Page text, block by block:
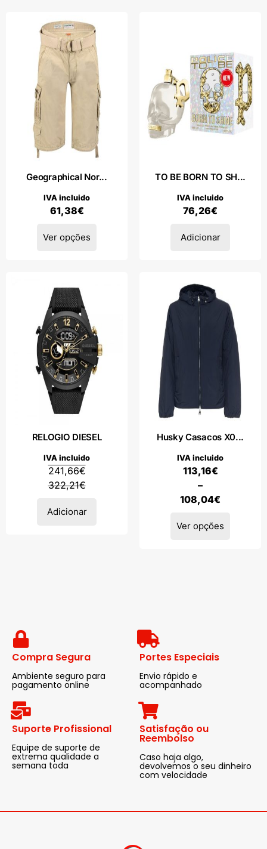
Geographical Nor...
61,38€
IVA incluido
Ver opções
TO BE BORN TO SH...
76,26€
IVA incluido
Adicionar
RELOGIO DIESEL
322,21€
241,66€
IVA incluido
Adicionar
Husky Casacos X0...
108,04€
–
113,16€
IVA incluido
Ver opções
Compra Segura
Ambiente seguro para
pagamento online
Portes Especiais
Envio rápido e
acompanhado
Suporte Profissional
Equipe de suporte de
extrema qualidade a
semana toda
Satisfação ou
Reembolso
Caso haja algo,
devolvemos o seu dinheiro
com velocidade